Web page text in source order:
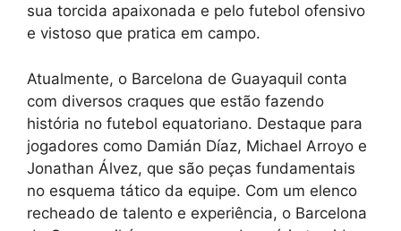
sua torcida apaixonada e pelo futebol ofensivo
e vistoso que pratica em campo.
Atualmente, o Barcelona de Guayaquil conta
com diversos craques que estão fazendo
história no futebol equatoriano. Destaque para
jogadores como Damián Díaz, Michael Arroyo e
Jonathan Álvez, que são peças fundamentais
no esquema tático da equipe. Com um elenco
recheado de talento e experiência, o Barcelona